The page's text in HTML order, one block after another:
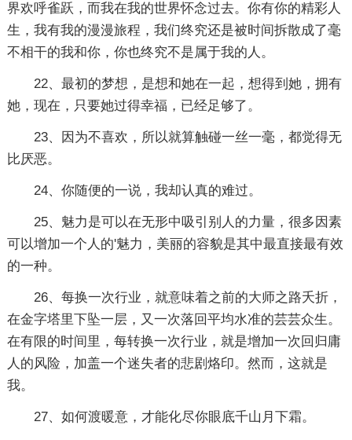
界欢呼雀跃，而我在我的世界怀念过去。你有你的精彩人
生，我有我的漫漫旅程，我们终究还是被时间拆散成了毫
不相干的我和你，你也终究不是属于我的人。
22、最初的梦想，是想和她在一起，想得到她，拥有
她，现在，只要她过得幸福，已经足够了。
23、因为不喜欢，所以就算触碰一丝一毫，都觉得无
比厌恶。
24、你随便的一说，我却认真的难过。
25、魅力是可以在无形中吸引别人的力量，很多因素
可以增加一个人的'魅力，美丽的容貌是其中最直接最有效
的一种。
26、每换一次行业，就意味着之前的大师之路夭折，
在金字塔里下坠一层，又一次落回平均水准的芸芸众生。
在有限的时间里，每转换一次行业，就是增加一次回归庸
人的风险，加盖一个迷失者的悲剧烙印。然而，这就是
我。
27、如何渡暖意，才能化尽你眼底千山月下霜。